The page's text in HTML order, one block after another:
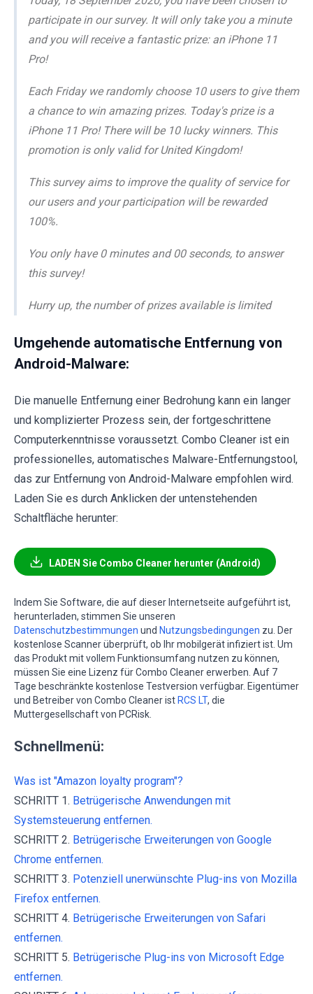
participate in our survey. It will only take you a minute
and you will receive a fantastic prize: an iPhone 11
Pro!
Each Friday we randomly choose 10 users to give them
a chance to win amazing prizes. Today's prize is a
iPhone 11 Pro! There will be 10 lucky winners. This
promotion is only valid for United Kingdom!
This survey aims to improve the quality of service for
our users and your participation will be rewarded
100%.
You only have 0 minutes and 00 seconds, to answer
this survey!
Hurry up, the number of prizes available is limited
Umgehende automatische Entfernung von
Android-Malware:
Die manuelle Entfernung einer Bedrohung kann ein langer
und komplizierter Prozess sein, der fortgeschrittene
Computerkenntnisse voraussetzt. Combo Cleaner ist ein
professionelles, automatisches Malware-Entfernungstool,
das zur Entfernung von Android-Malware empfohlen wird.
Laden Sie es durch Anklicken der untenstehenden
Schaltfläche herunter:
LADEN Sie Combo Cleaner herunter (Android)
Indem Sie Software, die auf dieser Internetseite aufgeführt ist,
herunterladen, stimmen Sie unseren
Datenschutzbestimmungen und Nutzungsbedingungen zu. Der
kostenlose Scanner überprüft, ob Ihr mobilgerät infiziert ist. Um
das Produkt mit vollem Funktionsumfang nutzen zu können,
müssen Sie eine Lizenz für Combo Cleaner erwerben. Auf 7
Tage beschränkte kostenlose Testversion verfügbar. Eigentümer
und Betreiber von Combo Cleaner ist RCS LT, die
Muttergesellschaft von PCRisk.
Schnellmenü:
Was ist "Amazon loyalty program"?
SCHRITT 1. Betrügerische Anwendungen mit
Systemsteuerung entfernen.
SCHRITT 2. Betrügerische Erweiterungen von Google
Chrome entfernen.
SCHRITT 3. Potenziell unerwünschte Plug-ins von Mozilla
Firefox entfernen.
SCHRITT 4. Betrügerische Erweiterungen von Safari
entfernen.
SCHRITT 5. Betrügerische Plug-ins von Microsoft Edge
entfernen.